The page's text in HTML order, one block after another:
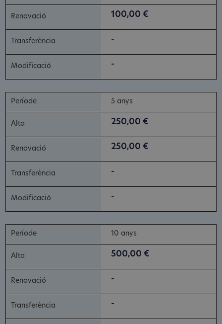
100,00 €
-
-
5 anys
250,00 €
250,00 €
-
-
10 anys
500,00 €
-
-